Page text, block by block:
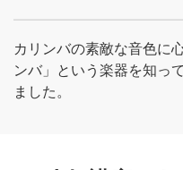
カリンバの素敵な音色に
ンバ」という楽器を知っ
ました。